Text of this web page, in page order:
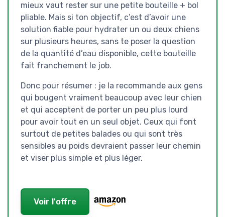
mieux vaut rester sur une petite bouteille + bol
pliable. Mais si ton objectif, c’est d’avoir une
solution fiable pour hydrater un ou deux chiens
sur plusieurs heures, sans te poser la question
de la quantité d’eau disponible, cette bouteille
fait franchement le job.
Donc pour résumer : je la recommande aux gens
qui bougent vraiment beaucoup avec leur chien
et qui acceptent de porter un peu plus lourd
pour avoir tout en un seul objet. Ceux qui font
surtout de petites balades ou qui sont très
sensibles au poids devraient passer leur chemin
et viser plus simple et plus léger.
Voir l'offre